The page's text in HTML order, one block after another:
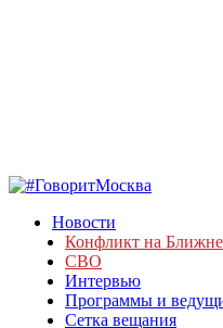
Новости
Конфликт на
СВО
Интервью
Программы и
Сетка вещания